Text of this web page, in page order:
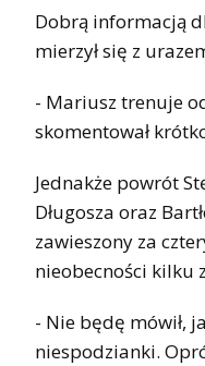
Dobrą informacją
mierzył się z
- Mariusz trenuje
skomentował
Jednakże powrót
Długosza oraz
zawieszony za
nieobecności kilku
- Nie będę mówił,
niespodzianki.